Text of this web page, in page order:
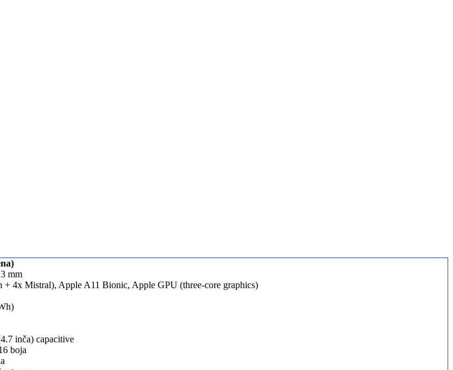
mm
+ 4x Mistral), Apple A11 Bionic, Apple GPU (three-core graphics)
inča) capacitive
boja